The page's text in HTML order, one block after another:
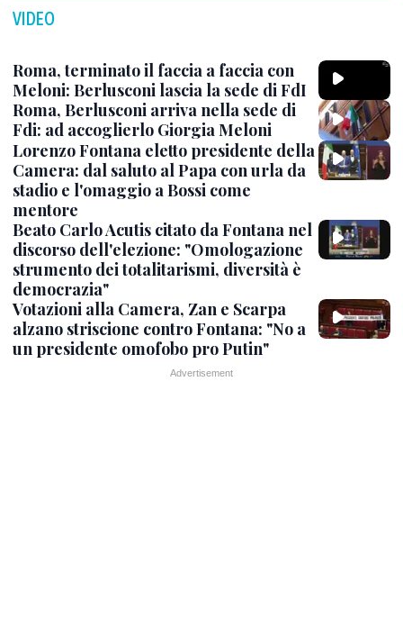
VIDEO
Roma, terminato il faccia a faccia con
Meloni: Berlusconi lascia la sede di FdI
Roma, Berlusconi arriva nella sede di
Fdi: ad accoglierlo Giorgia Meloni
Lorenzo Fontana eletto presidente della
Camera: dal saluto al Papa con urla da
stadio e l'omaggio a Bossi come
mentore
Beato Carlo Acutis citato da Fontana nel
discorso dell'elezione: "Omologazione
strumento dei totalitarismi, diversità è
democrazia"
Votazioni alla Camera, Zan e Scarpa
alzano striscione contro Fontana: "No a
un presidente omofobo pro Putin"